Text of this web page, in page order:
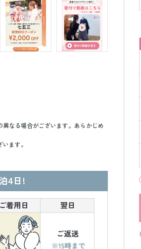
なる場合がございます。あらかじめ
ます。
4日!